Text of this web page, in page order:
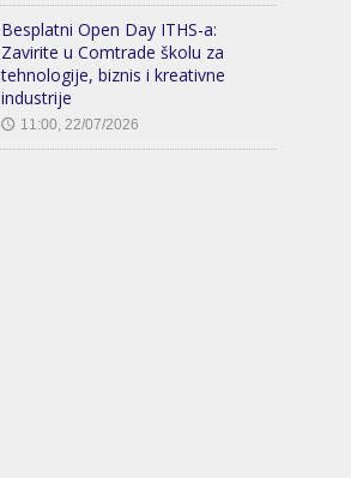
Besplatni Open Day ITHS-a:
Zavirite u Comtrade školu za
tehnologije, biznis i kreativne
industrije
🕔 11:00, 22/07/2026